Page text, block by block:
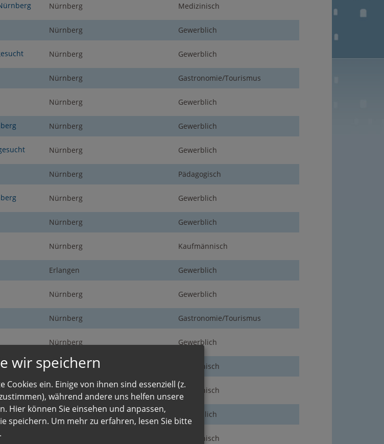
Nürnberg Medizinisch
Nürnberg Gewerblich
Nürnberg Gewerblich
Nürnberg Gastronomie/Tourismus
Nürnberg Gewerblich
Nürnberg Gewerblich
Nürnberg Gewerblich
Nürnberg Pädagogisch
Nürnberg Gewerblich
Nürnberg Gewerblich
Nürnberg Kaufmännisch
Erlangen Gewerblich
Nürnberg Gewerblich
Nürnberg Gastronomie/Tourismus
Nürnberg Gewerblich
Nürnberg Medizinisch
Nürnberg Medizinisch
Nürnberg Gewerblich
Medizinisch
wir speichern
Cookies ein. Einige von ihnen sind essenziell (z.
während andere uns helfen unsere
Hier können Sie einsehen und anpassen,
speichern. Um mehr zu erfahren, lesen Sie bitte
.